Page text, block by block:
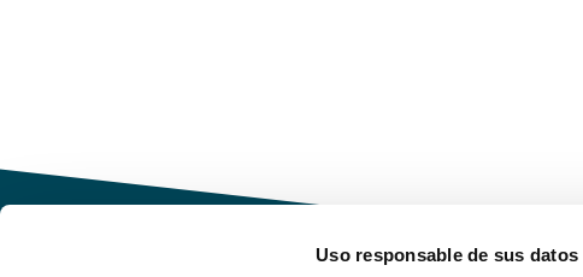
Uso responsable de sus datos